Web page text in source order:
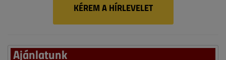
KÉREM A HÍRLEVELET
Ajánlatunk